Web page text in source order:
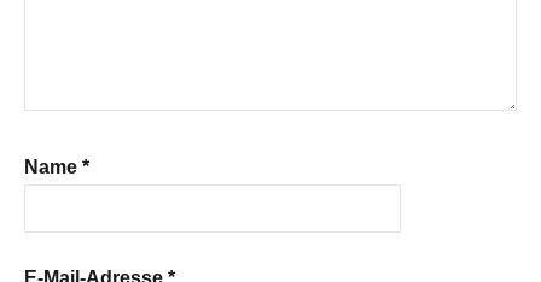
Name *
E-Mail-Adresse *